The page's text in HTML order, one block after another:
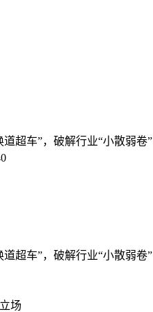
超车”，破解行业“小散弱卷”
超车”，破解行业“小散弱卷”
场